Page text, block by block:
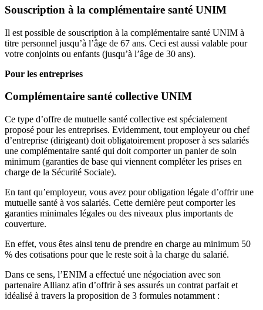
Souscription à la complémentaire santé UNIM
Il est possible de souscription à la complémentaire santé UNIM à
titre personnel jusqu’à l’âge de 67 ans. Ceci est aussi valable pour
votre conjoints ou enfants (jusqu’à l’âge de 30 ans).
Pour les entreprises
Complémentaire santé collective UNIM
Ce type d’offre de mutuelle santé collective est spécialement
proposé pour les entreprises. Evidemment, tout employeur ou chef
d’entreprise (dirigeant) doit obligatoirement proposer à ses salariés
une complémentaire santé qui doit comporter un panier de soin
minimum (garanties de base qui viennent compléter les prises en
charge de la Sécurité Sociale).
En tant qu’employeur, vous avez pour obligation légale d’offrir une
mutuelle santé à vos salariés. Cette dernière peut comporter les
garanties minimales légales ou des niveaux plus importants de
couverture.
En effet, vous êtes ainsi tenu de prendre en charge au minimum 50
% des cotisations pour que le reste soit à la charge du salarié.
Dans ce sens, l’ENIM a effectué une négociation avec son
partenaire Allianz afin d’offrir à ses assurés un contrat parfait et
idéalisé à travers la proposition de 3 formules notamment :